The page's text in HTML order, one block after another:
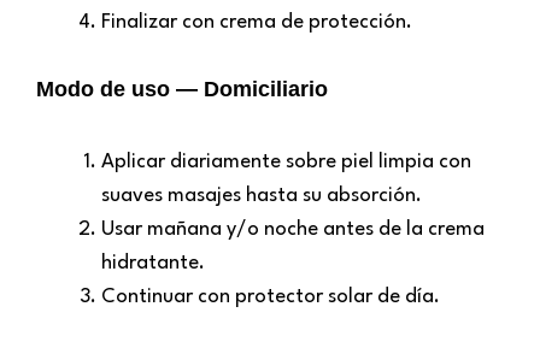
Finalizar con crema de protección.
Modo de uso — Domiciliario
Aplicar diariamente sobre piel limpia con
suaves masajes hasta su absorción.
Usar mañana y/o noche antes de la crema
hidratante.
Continuar con protector solar de día.